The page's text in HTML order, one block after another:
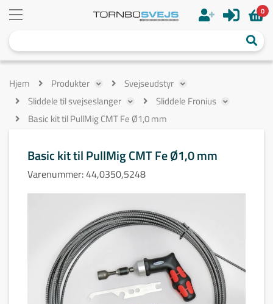
0
Hjem Produkter
Svejseudstyr
Sliddele til svejseslanger
Sliddele Fronius
Basic kit til PullMig CMT Fe Ø1,0 mm
Basic kit til PullMig CMT Fe Ø1,0 mm
Varenummer:44,0350,5248